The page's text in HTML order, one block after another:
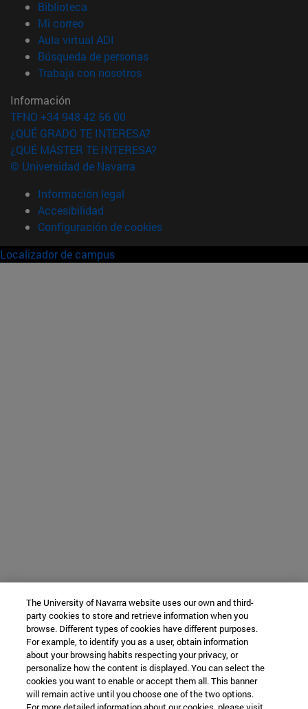
Biblioteca
Mi correo(abre en nueva ventana)
Aula virtual ADI
Búsqueda de personas(abre en nueva ventana)
Trabaja con nosotros(abre en nueva ventana)
Información
TFNO +34 948 42 56 00
¿QUÉ GRADO TE INTERESA?
¿QUÉ MÁSTER TE INTERESA?
© Universidad de Navarra
Información legal
Accesibilidad
Configuración de cookies
Localizador de campus
The University of Navarra website uses our own and third-
party cookies to store and retrieve information when you
browse. Different types of cookies have different purposes.
For example, to identify you as a user, obtain information
about your browsing habits respecting your privacy, or
personalize how the content is displayed. You can select the
cookies you want to enable or accept them all. This banner
will remain active until you choose one of the two options.